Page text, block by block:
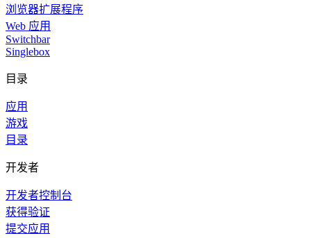
浏览器扩展程序
Web 应用
Switchbar
Singlebox
目录
应用
游戏
目录
开发者
开发者控制台
获得验证
提交应用